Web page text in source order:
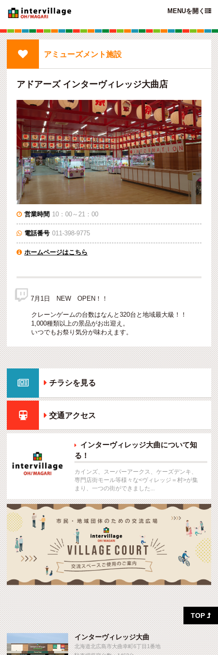
MENUを開く 
 アミューズメント施設
アドアーズ インターヴィレッジ大曲店
 営業時間 10：00～21：00
 電話番号 011-398-9775
 ホームページはこちら
 7月1日 NEW OPEN！！
クレーンゲームの台数はなんと320台と地域最大級！！
1,000種類以上の景品がお出迎え。
いつでもお祭り気分が味わえます。
 チラシを見る
 交通アクセス

インターヴィレッジ大曲について知
る！
カインズ、スーパーアークス、ケーズデンキ、
専門店街モール等様々な<ヴィレッジ＝村>が集
まり、一つの街ができました...
インターヴィレッジ大曲
北海道北広島市大曲幸町6丁目1番地
TOP 